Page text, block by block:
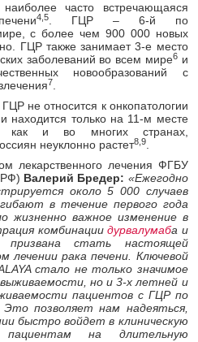
часто встречающаяся
4,5. ГЦР – 6-й по
с более чем 900 000 новых
ГЦР также занимает 3-е место
заболеваний во всем мире6и
новообразований с
7
не относится к онкопатологии
находится только на 11-м месте
как и во многих странах,
неуклонно растет8,9
лекарственного лечения ФГБУ
Валерий Бредер: «Ежегодно
около 5 000 случаев
в течение первого года
жизненно важное изменение в
комбинациидурвалумаба и
призвана стать настоящей
лечении рака печени. Ключевой
стало не только значимое
но и 3-х летней и
пациентов с ГЦР по
позволяет нам надеяться,
быстро войдет в клиническую
на длительную